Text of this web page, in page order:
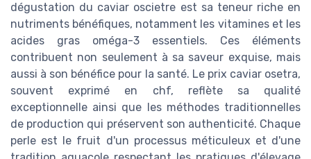
dégustation du caviar oscietre est sa teneur riche en
nutriments bénéfiques, notamment les vitamines et les
acides gras oméga-3 essentiels. Ces éléments
contribuent non seulement à sa saveur exquise, mais
aussi à son bénéfice pour la santé. Le prix caviar osetra,
souvent exprimé en chf, reflète sa qualité
exceptionnelle ainsi que les méthodes traditionnelles
de production qui préservent son authenticité. Chaque
perle est le fruit d'un processus méticuleux et d'une